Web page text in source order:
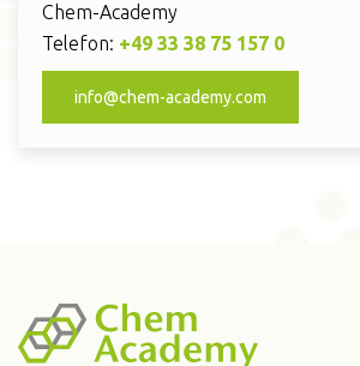
Chem-Academy
Telefon: +49 33 38 75 157 0
info@chem-academy.com